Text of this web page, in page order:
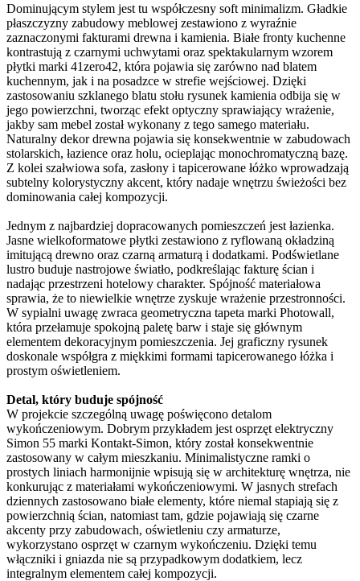
Dominującym stylem jest tu współczesny soft minimalizm. Gładkie
płaszczyzny zabudowy meblowej zestawiono z wyraźnie
zaznaczonymi fakturami drewna i kamienia. Białe fronty kuchenne
kontrastują z czarnymi uchwytami oraz spektakularnym wzorem
płytki marki 41zero42, która pojawia się zarówno nad blatem
kuchennym, jak i na posadzce w strefie wejściowej. Dzięki
zastosowaniu szklanego blatu stołu rysunek kamienia odbija się w
jego powierzchni, tworząc efekt optyczny sprawiający wrażenie,
jakby sam mebel został wykonany z tego samego materiału.
Naturalny dekor drewna pojawia się konsekwentnie w zabudowach
stolarskich, łazience oraz holu, ocieplając monochromatyczną bazę.
Z kolei szałwiowa sofa, zasłony i tapicerowane łóżko wprowadzają
subtelny kolorystyczny akcent, który nadaje wnętrzu świeżości bez
dominowania całej kompozycji.
Jednym z najbardziej dopracowanych pomieszczeń jest łazienka.
Jasne wielkoformatowe płytki zestawiono z ryflowaną okładziną
imitującą drewno oraz czarną armaturą i dodatkami. Podświetlane
lustro buduje nastrojowe światło, podkreślając fakturę ścian i
nadając przestrzeni hotelowy charakter. Spójność materiałowa
sprawia, że to niewielkie wnętrze zyskuje wrażenie przestronności.
W sypialni uwagę zwraca geometryczna tapeta marki Photowall,
która przełamuje spokojną paletę barw i staje się głównym
elementem dekoracyjnym pomieszczenia. Jej graficzny rysunek
doskonale współgra z miękkimi formami tapicerowanego łóżka i
prostym oświetleniem.
Detal, który buduje spójność
W projekcie szczególną uwagę poświęcono detalom
wykończeniowym. Dobrym przykładem jest osprzęt elektryczny
Simon 55 marki Kontakt-Simon, który został konsekwentnie
zastosowany w całym mieszkaniu. Minimalistyczne ramki o
prostych liniach harmonijnie wpisują się w architekturę wnętrza, nie
konkurując z materiałami wykończeniowymi. W jasnych strefach
dziennych zastosowano białe elementy, które niemal stapiają się z
powierzchnią ścian, natomiast tam, gdzie pojawiają się czarne
akcenty przy zabudowach, oświetleniu czy armaturze,
wykorzystano osprzęt w czarnym wykończeniu. Dzięki temu
włączniki i gniazda nie są przypadkowym dodatkiem, lecz
integralnym elementem całej kompozycji.